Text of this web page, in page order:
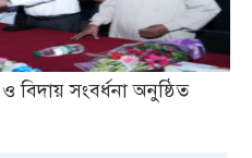
বিদায় সংবর্ধনা অনুষ্ঠিত